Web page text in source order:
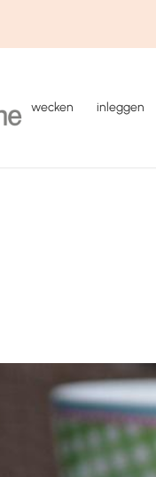
wecken inleggen